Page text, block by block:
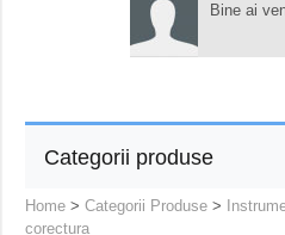
Bine ai
Categorii produse
Home > Categorii Produse >
corectura